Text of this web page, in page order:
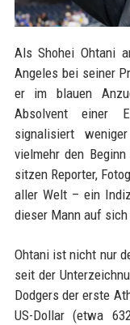
Als Shohei Ohtani
Angeles bei seiner
er im blauen
Absolvent einer
signalisiert
vielmehr den
sitzen Reporter,
aller Welt – ein
dieser Mann auf
Ohtani ist nicht nur
seit der
Dodgers der erste
US-Dollar (etwa